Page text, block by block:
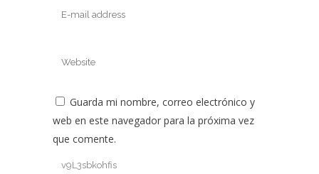
Guarda mi nombre, correo electrónico y
web en este navegador para la próxima vez
que comente.